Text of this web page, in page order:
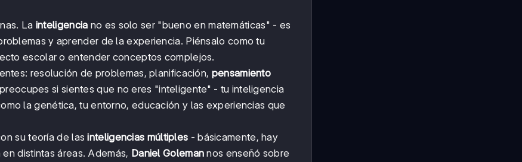
La inteligencia no es solo ser "bueno en matemáticas" - es
y aprender de la experiencia. Piénsalo como tu
escolar o entender conceptos complejos.
resolución de problemas, planificación, pensamiento
si sientes que no eres "inteligente" - tu inteligencia
la genética, tu entorno, educación y las experiencias que
su teoría de lasinteligencias múltiples - básicamente, hay
distintas áreas. Además, Daniel Goleman nos enseñó sobre